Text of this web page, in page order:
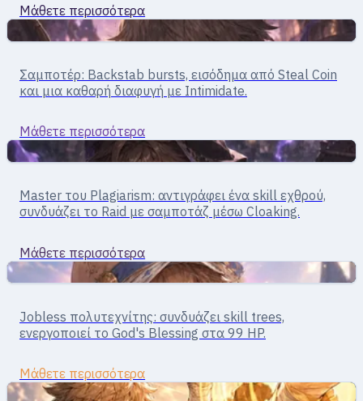
Μάθετε περισσότερα
Σώμα με σώμα
Rogue
Σαμποτέρ: Backstab bursts, εισόδημα από Steal Coin
και μια καθαρή διαφυγή με Intimidate.
Μάθετε περισσότερα
Σώμα με σώμα
Stalker
Master του Plagiarism: αντιγράφει ένα skill εχθρού,
συνδυάζει το Raid με σαμποτάζ μέσω Cloaking.
Μάθετε περισσότερα
Σώμα με σώμα
Super Novice
Jobless πολυτεχνίτης: συνδυάζει skill trees,
ενεργοποιεί το God's Blessing στα 99 HP.
Μάθετε περισσότερα
Σώμα με σώμα